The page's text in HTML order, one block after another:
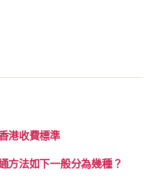
港收費標準
方法如下一般分為幾種？